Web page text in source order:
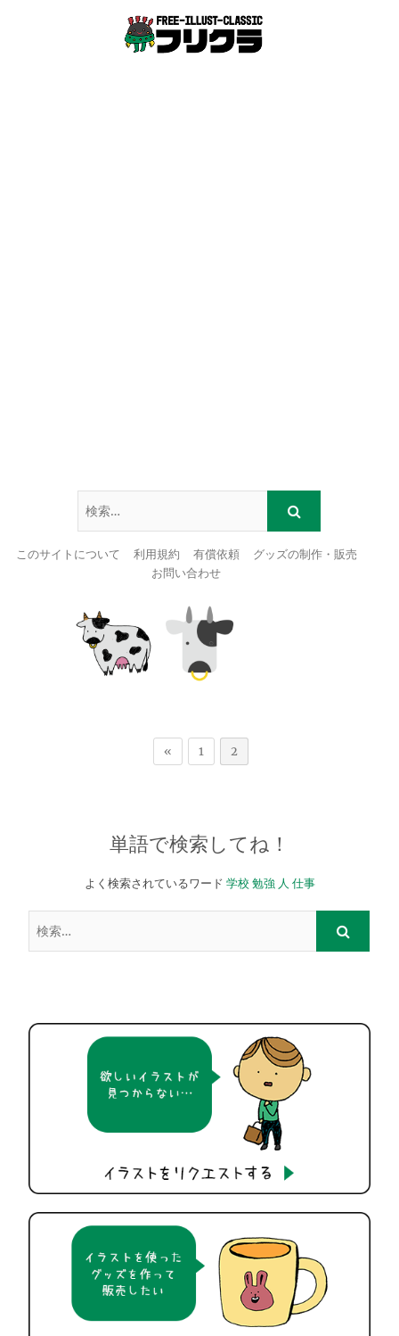
このサイトについて 利用規約 有償依頼
グッズの制作・販売
お問い合わせ
to
content
« 1 2
単語で検索してね！
よく検索されているワード 学校 勉強 人 仕事